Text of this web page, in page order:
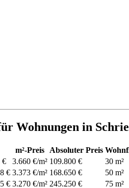
Wohnungen in
m²-Preis Absoluter Preis
€ 3.660 €/m² 109.800 €
30 m²
€ 3.373 €/m² 168.650 €
50 m²
€ 3.270 €/m² 245.250 €
75 m²